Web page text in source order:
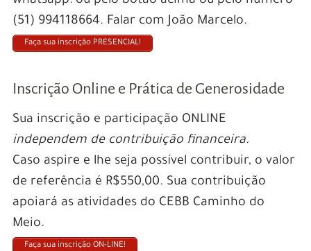
(51) 994118664. Falar com João Marcelo.
Faça sua inscrição PRESENCIAL!
Inscrição Online e Prática de Generosidade
Sua inscrição e participação ONLINE
independem de contribuição financeira.
Caso aspire e lhe seja possível contribuir, o valor
de referência é R$550,00. Sua contribuição
apoiará as atividades do CEBB Caminho do
Meio.
Faça sua inscrição ON-LINE!